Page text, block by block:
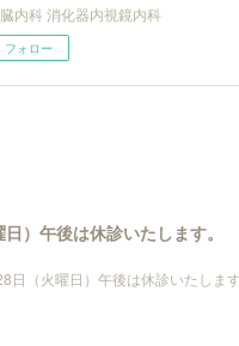
内科 消化器内視鏡内科
フォロー
）午後は休診いたします。
（火曜日）午後は休診いたします